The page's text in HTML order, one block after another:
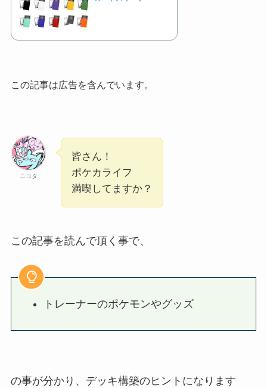
この記事は広告を含んでいます。
ニコタ
皆さん！
ポケカライフ
満喫してますか？
この記事を読んで頂く事で、
トレーナーのポケモンやグッズ
の事が分かり、デッキ構築のヒントになります